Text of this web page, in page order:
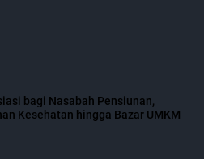
bagi Nasabah Pensiunan,
Kesehatan hingga Bazar UMKM